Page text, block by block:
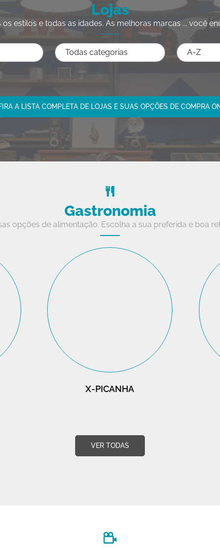
Lojas
estilos e todas as idades. As melhoras marcas ... você
A LISTA COMPLETA DE LOJAS E SUAS OPÇÕES DE COMPRA
Gastronomia
opções de alimentação. Escolha a sua preferida e boa
X-PICANHA
VER TODAS